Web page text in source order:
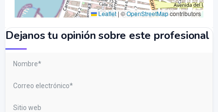
Leaflet | ©OpenStreetMapcontributors
Dejanos tu opinión sobre este profesional